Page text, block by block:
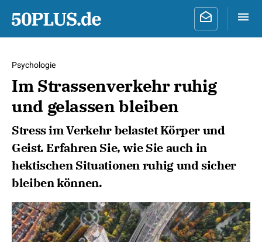
Psychologie
Im Strassenverkehr ruhig
und gelassen bleiben
Stress im Verkehr belastet Körper und
Geist. Erfahren Sie, wie Sie auch in
hektischen Situationen ruhig und sicher
bleiben können.